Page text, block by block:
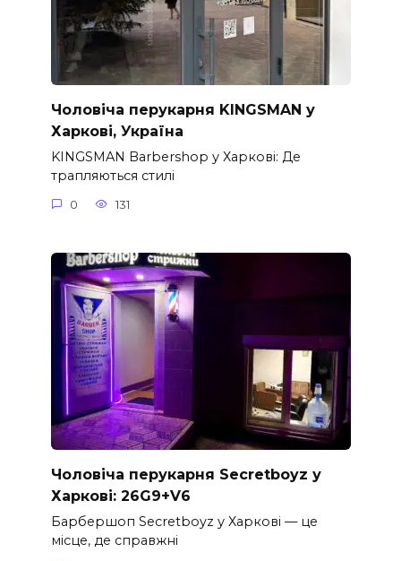
Чоловіча перукарня KINGSMAN у
Харкові, Україна
KINGSMAN Barbershop у Харкові: Де
трапляються стилі
0 131
Чоловіча перукарня Secretboyz у
Харкові: 26G9+V6
Барбершоп Secretboyz у Харкові — це
місце, де справжні